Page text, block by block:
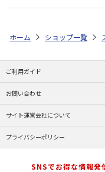
ホーム ショップ一覧
ご利用ガイド
お問い合わせ
サイト運営会社について
プライバシーポリシー
SNSでお得な情報発